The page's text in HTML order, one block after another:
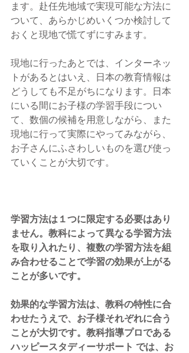
ます。赴任先地域で実現可能な方法に
ついて、あらかじめいくつか検討して
おくと現地で慌てずにすみます。
現地に行ったあとでは、インターネッ
トがあるとはいえ、日本の教育情報は
どうしても不足がちになります。日本
にいる間にお子様の学習手段につい
て、数個の候補を用意しながら、また
現地に行って実際にやってみながら、
お子さんにふさわしいものを選び使っ
ていくことが大切です。
学習方法は１つに限定する必要はあり
ません。教科によって異なる学習方法
を取り入れたり、複数の学習方法を組
み合わせることで学習の効果が上がる
ことが多いです。
効果的な学習方法は、教科の特性に合
わせたうえで、お子様それぞれに合う
ことが大切です。教科指導プロである
ハッピースタディーサポート では、お